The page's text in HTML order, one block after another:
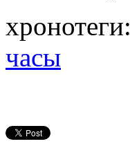
хронотеги:
часы